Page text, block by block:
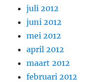
juli 2012
juni 2012
mei 2012
april 2012
maart 2012
februari 2012